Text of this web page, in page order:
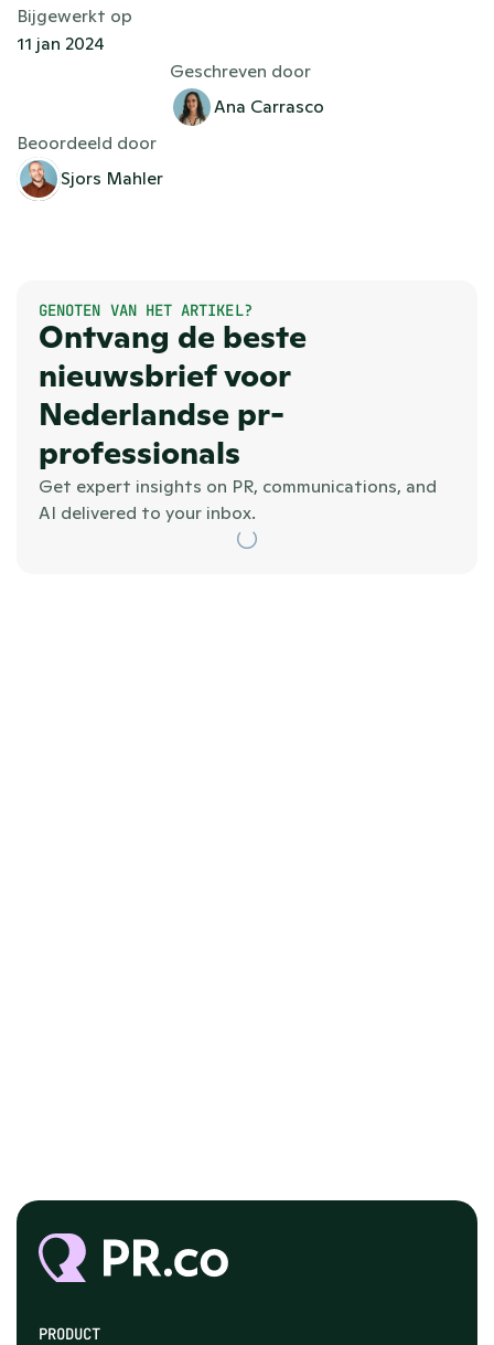
Bijgewerkt op
11 jan 2024
Geschreven door
Ana Carrasco
Beoordeeld door
Sjors Mahler
GENOTEN VAN HET ARTIKEL?
Ontvang de beste
nieuwsbrief voor
Nederlandse pr-
professionals
Get expert insights on PR, communications, and
AI delivered to your inbox.
PRODUCT